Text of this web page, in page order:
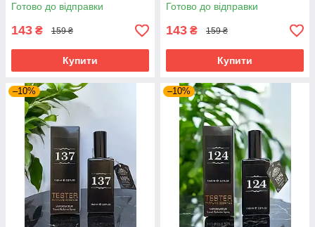
Готово до відправки
143 ₴ 159 ₴
Купити
Готово до відправки
143 ₴ 159 ₴
Купити
–10% –10%